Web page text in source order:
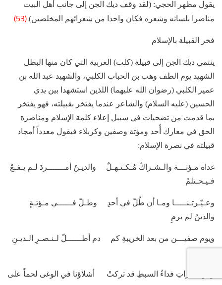
يقول مظهر الحجي: (لقد وقف ديك الجن إلى جانب أهل البيت
مناصرا بلسانه وشعره فكان واحدا من شعرائهم المخلصين) (53)
فخر القبيلة بالإسلام
ينتمي ديك الجن إلى قبيلة (كلب) العربية التي كان منها البطل
الشهيد يوم الطف وهب بن الحباب الكلبي، والشهيد عبد الله بن
عمير الكلبي (رضوان الله عليهما) اللذين استشهدا بين يدي
الحسين (عليه السلام) والشاعر عندما يفتخر بقبيلته، فهو يفتخر
بما قدمت من تضحيات في سبيل إعلاء كلمة الإسلام ومناصرة
الحق في معارك أُحد ومؤتة وصفين وكربلاء فيقول معدداً أمجاد
قبيلته في نصرة الإسلام:
غداة مـؤتـــة والـشـراكُ مُـكـتـهـلٌ والديـنُ أمـــــــردَ لـم يـفـعْ
فـيـحـتلمُ
وعـيّـرتـنـــــا ومـا أن طُلّ في أحدِ وطـلّ فــــــي مـؤتـةٍ
والدينُ لم يرمِ
ويوم صفيـــن من بعد الخريبةِ كم دم أطــــــلّ لـنـصـرِ الـديـنِ
وفي الفراتِ فداءُ السبطِ قد تركتْ أشلاؤنا في الوغى لحماً على